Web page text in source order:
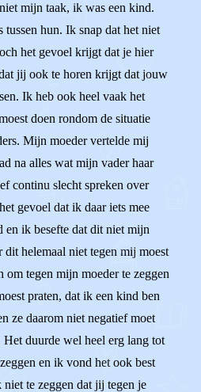
mijn taak, ik was een kind.
hun. Ik snap dat het niet
het gevoel krijgt dat je hier
jij ook te horen krijgt dat jouw
Ik heb ook heel vaak het
doen rondom de situatie
Mijn moeder vertelde mij
na alles wat mijn vader haar
continu slecht spreken over
gevoel dat ik daar iets mee
en ik besefte dat dit niet mijn
dit helemaal niet tegen mij moest
tegen mijn moeder te zeggen
praten, dat ik een kind ben
ze daarom niet negatief moet
duurde wel heel erg lang tot
en ik vond het ook best
te zeggen dat jij tegen je